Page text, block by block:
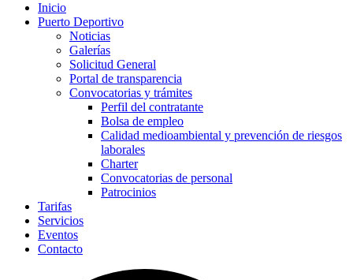
Inicio
Puerto Deportivo
Noticias
Galerías
Solicitud General
Portal de transparencia
Convocatorias y trámites
Perfil del contratante
Bolsa de empleo
Calidad medioambiental y prevención de riesgos
laborales
Charter
Convocatorias de personal
Patrocinios
Tarifas
Servicios
Eventos
Contacto